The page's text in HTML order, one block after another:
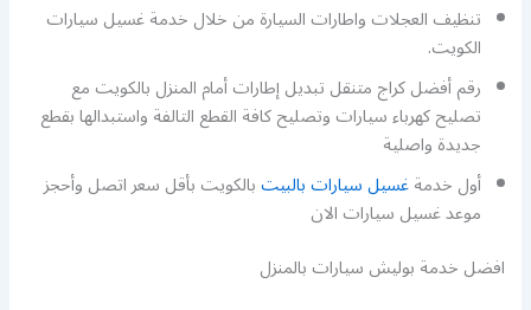
تنظيف العجلات واطارات السيارة من خلال خدمة غسيل سيارات
الكويت.
رقم أفضل كراج متنقل تبديل إطارات أمام المنزل بالكويت مع
تصليح كهرباء سيارات وتصليح كافة القطع التالفة واستبدالها بقطع
جديدة واصلية
أول خدمةغسيل سيارات بالبيتبالكويت بأقل سعر اتصل وأحجز
موعد غسيل سيارات الان
افضل خدمة بوليش سيارات بالمنزل